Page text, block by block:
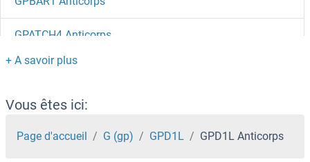
GPATCH4 Anticorps
GPAT2 Anticorps
GPAM Anticorps
GPAA1 Anticorps
Vous êtes ici:
Page d'accueil G (gp) GPD1L GPD1L Anticorps